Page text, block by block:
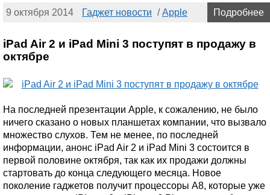
9 октября 2014 Гаджет новости /Apple Подробнее
iPad Air 2 и iPad Mini 3 поступят в продажу в
октябре
На последней презентации Apple, к сожалению, не было
ничего сказано о новых планшетах компании, что вызвало
множество слухов. Тем не менее, по последней
информации, анонс iPad Air 2 и iPad Mini 3 состоится в
первой половине октября, так как их продажи должны
стартовать до конца следующего месяца. Новое
поколение гаджетов получит процессоры A8, которые уже